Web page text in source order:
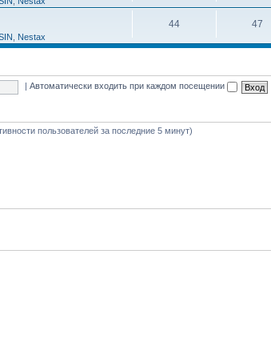
Nestax
44 47
|Автоматически входить при каждом посещении
пользователей за последние 5 минут)